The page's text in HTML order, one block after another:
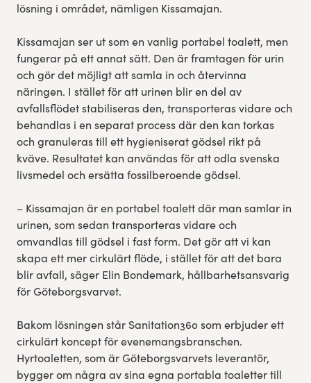
lösning i området, nämligen Kissamajan.
Kissamajan ser ut som en vanlig portabel toalett, men
fungerar på ett annat sätt. Den är framtagen för urin
och gör det möjligt att samla in och återvinna
näringen. I stället för att urinen blir en del av
avfallsflödet stabiliseras den, transporteras vidare och
behandlas i en separat process där den kan torkas
och granuleras till ett hygieniserat gödsel rikt på
kväve. Resultatet kan användas för att odla svenska
livsmedel och ersätta fossilberoende gödsel.
– Kissamajan är en portabel toalett där man samlar in
urinen, som sedan transporteras vidare och
omvandlas till gödsel i fast form. Det gör att vi kan
skapa ett mer cirkulärt flöde, i stället för att det bara
blir avfall, säger Elin Bondemark, hållbarhetsansvarig
för Göteborgsvarvet.
Bakom lösningen står Sanitation360 som erbjuder ett
cirkulärt koncept för evenemangsbranschen.
Hyrtoaletten, som är Göteborgsvarvets leverantör,
bygger om några av sina egna portabla toaletter till